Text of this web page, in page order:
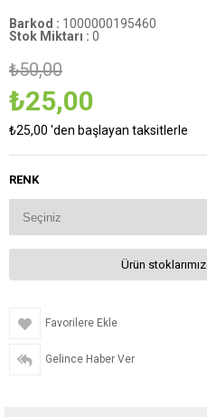
Barkod : 1000000195460
Stok Miktarı : 0
₺50,00
₺25,00
₺25,00 'den başlayan taksitlerle
RENK
Ürün
Favorilere Ekle
Gelince Haber Ver